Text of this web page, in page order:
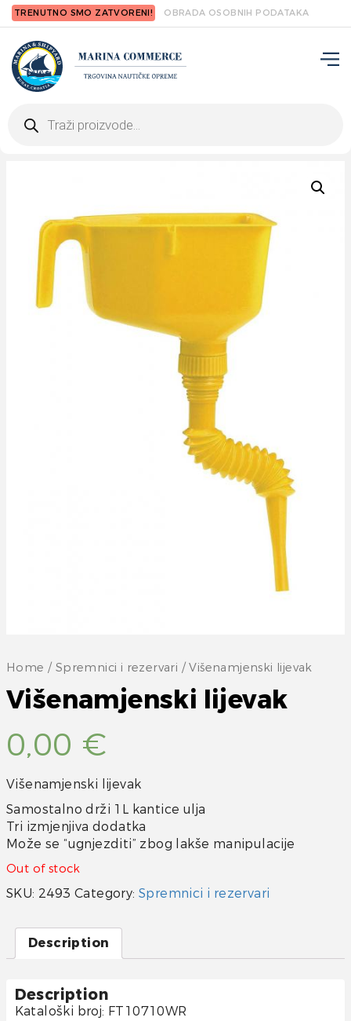
TRENUTNO SMO ZATVORENI! OBRADA OSOBNIH PODATAKA
search
Home / Spremnici i rezervari / Višenamjenski lijevak
Višenamjenski lijevak
0,00 €
Višenamjenski lijevak
Samostalno drži 1L kantice ulja
Tri izmjenjiva dodatka
Može se “ugnjezditi” zbog lakše manipulacije
Out of stock
SKU: 2493 Category:Spremnici i rezervari
Description
Description
Kataloški broj: FT10710WR